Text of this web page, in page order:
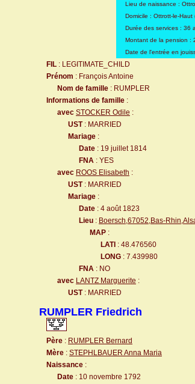
Lieu de naissance :
Domicile : Ottrott-le-Haut
Durée des services : 36
Montant de la pension :
Date de l'entrée en
FIL : LEGITIMATE_CHILD
Prénom : François Antoine
Nom de famille : RUMPLER
Informations de famille :
avec STOCKER Odile :
UST: MARRIED
Mariage :
Date : 19 juillet 1814
FNA : YES
avec ROOS Elisabeth :
UST: MARRIED
Mariage :
Date : 4 août 1823
Lieu : Boersch,67052,Bas-
MAP :
LATI : 48.476560
LONG : 7.439980
FNA : NO
avec LANTZ Marguerite :
UST: MARRIED
RUMPLER Friedrich
Père : RUMPLER Bernard
Mère : STEPHLBAUER Anna Maria
Naissance :
Date : 10 novembre 1792